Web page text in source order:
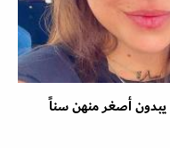
يبدون أصغر منهن سناً